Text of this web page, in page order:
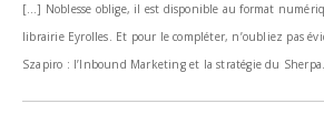
[…] Noblesse oblige, il est disponible au format
librairie Eyrolles. Et pour le compléter, n’oubliez pas
Szapiro : l’Inbound Marketing et la stratégie du